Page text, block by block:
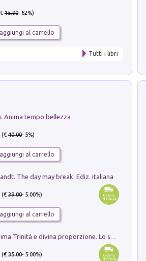
15.90- 62%)
al carrello
Tutti i libri
Anima tempo bellezza
(€40.00- 5%)
al carrello
The day may break. Ediz. italiana
(€39.00- 5.00%)
al carrello
(€35.00- 5.00%)